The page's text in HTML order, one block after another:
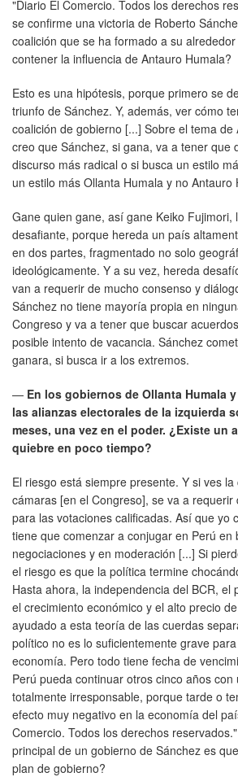
"Diario El Comercio. Todos los derechos
se confirme una victoria de Roberto
coalición que se ha formado a su
contener la influencia de Antauro Humala?
Esto es una hipótesis, porque primero se
triunfo de Sánchez. Y, además, ver cómo
coalición de gobierno [...] Sobre el tema de
creo que Sánchez, si gana, va a tener que
discurso más radical o si busca un estilo
un estilo más Ollanta Humala y no Antauro
Gane quien gane, así gane Keiko Fujimori,
desafiante, porque hereda un país
en dos partes, fragmentado no solo
ideológicamente. Y a su vez, hereda
van a requerir de mucho consenso y
Sánchez no tiene mayoría propia en
Congreso y va a tener que buscar
posible intento de vacancia. Sánchez
ganara, si busca ir a los extremos.
— En los gobiernos de Ollanta Humala
las alianzas electorales de la izquierda
meses, una vez en el poder. ¿Existe un
quiebre en poco tiempo?
El riesgo está siempre presente. Y si ves
cámaras [en el Congreso], se va a
para las votaciones calificadas. Así que yo
tiene que comenzar a conjugar en Perú en
negociaciones y en moderación [...] Si
el riesgo es que la política termine
Hasta ahora, la independencia del BCR, el
el crecimiento económico y el alto precio
ayudado a esta teoría de las cuerdas
político no es lo suficientemente grave
economía. Pero todo tiene fecha de
Perú pueda continuar otros cinco años con
totalmente irresponsable, porque tarde o
efecto muy negativo en la economía del
Comercio. Todos los derechos
principal de un gobierno de Sánchez es
plan de gobierno?